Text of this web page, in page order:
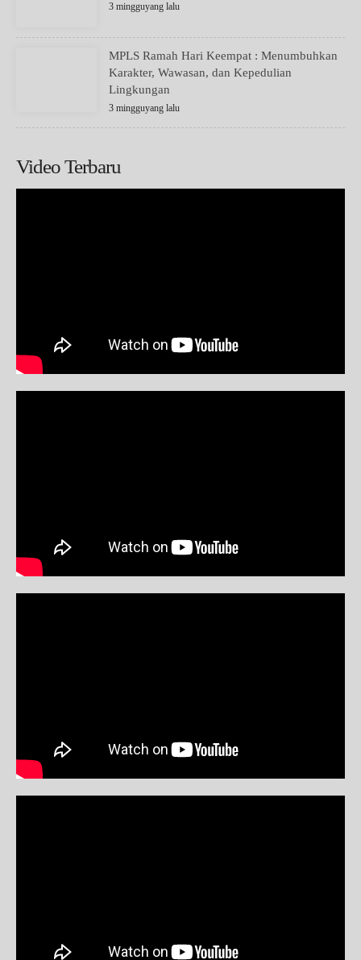
3 mingguyang lalu
MPLS Ramah Hari Keempat : Menumbuhkan
Karakter, Wawasan, dan Kepedulian
Lingkungan
3 mingguyang lalu
Video Terbaru